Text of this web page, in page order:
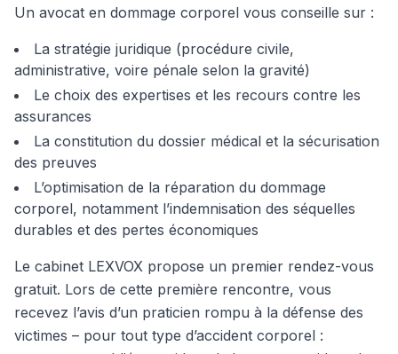
Un avocat en dommage corporel vous conseille sur :
La stratégie juridique (procédure civile,
administrative, voire pénale selon la gravité)
Le choix des expertises et les recours contre les
assurances
La constitution du dossier médical et la sécurisation
des preuves
L’optimisation de la réparation du dommage
corporel, notamment l’indemnisation des séquelles
durables et des pertes économiques
Le cabinet LEXVOX propose un premier rendez-vous
gratuit. Lors de cette première rencontre, vous
recevez l’avis d’un praticien rompu à la défense des
victimes – pour tout type d’accident corporel :